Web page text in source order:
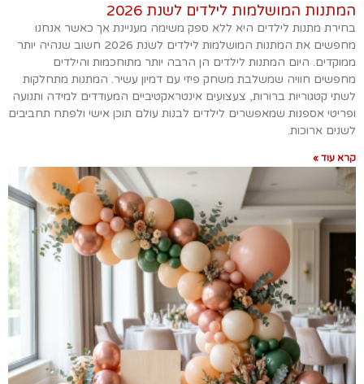
המתנות המושלמות לילדים לשנת 2026
בחירת מתנות לילדים היא ללא ספק משימה מעניינת אך כאשר אנחנו
מחפשים את המתנות המושלמות לילדים לשנת 2026 חשוב שנהיה יותר
ממוקדים. היום המתנות לילדים הן הרבה יותר מתוחכמות והילדים
מחפשים חוויה שמשלבת משחק פיזי עם דמיון עשיר. המתנות מתחלקות
לשתי קטגוריות ברורות, צעצועים אינטראקטיביים המעודדים למידה ותנועה
ופריטי אספנות שמאפשרים לילדים לבנות עולם תוכן אישי ולפתח תחביבים
לשנים ארוכות.
קרא עוד »